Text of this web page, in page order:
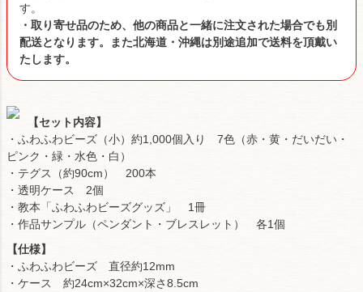
す。
・取り寄せ品のため、他の商品と一緒に注文された場合でも別
配送となります。また北海道・沖縄は別途追加で送料を頂戴い
たします。
【セット内容】
・ふわふわビーズ（小）約1,000個入り 7色（赤・黄・だいだい・
ピンク・緑・水色・白）
・テグス（約90cm） 200本
・透明ケース 2個
・教本「ふわふわビーズグッズ」 1冊
・作品サンプル（ペンダント・ブレスレット） 各1個
【仕様】
・ふわふわビーズ 直径約12mm
・ケース 約24cm×32cm×深さ8.5cm